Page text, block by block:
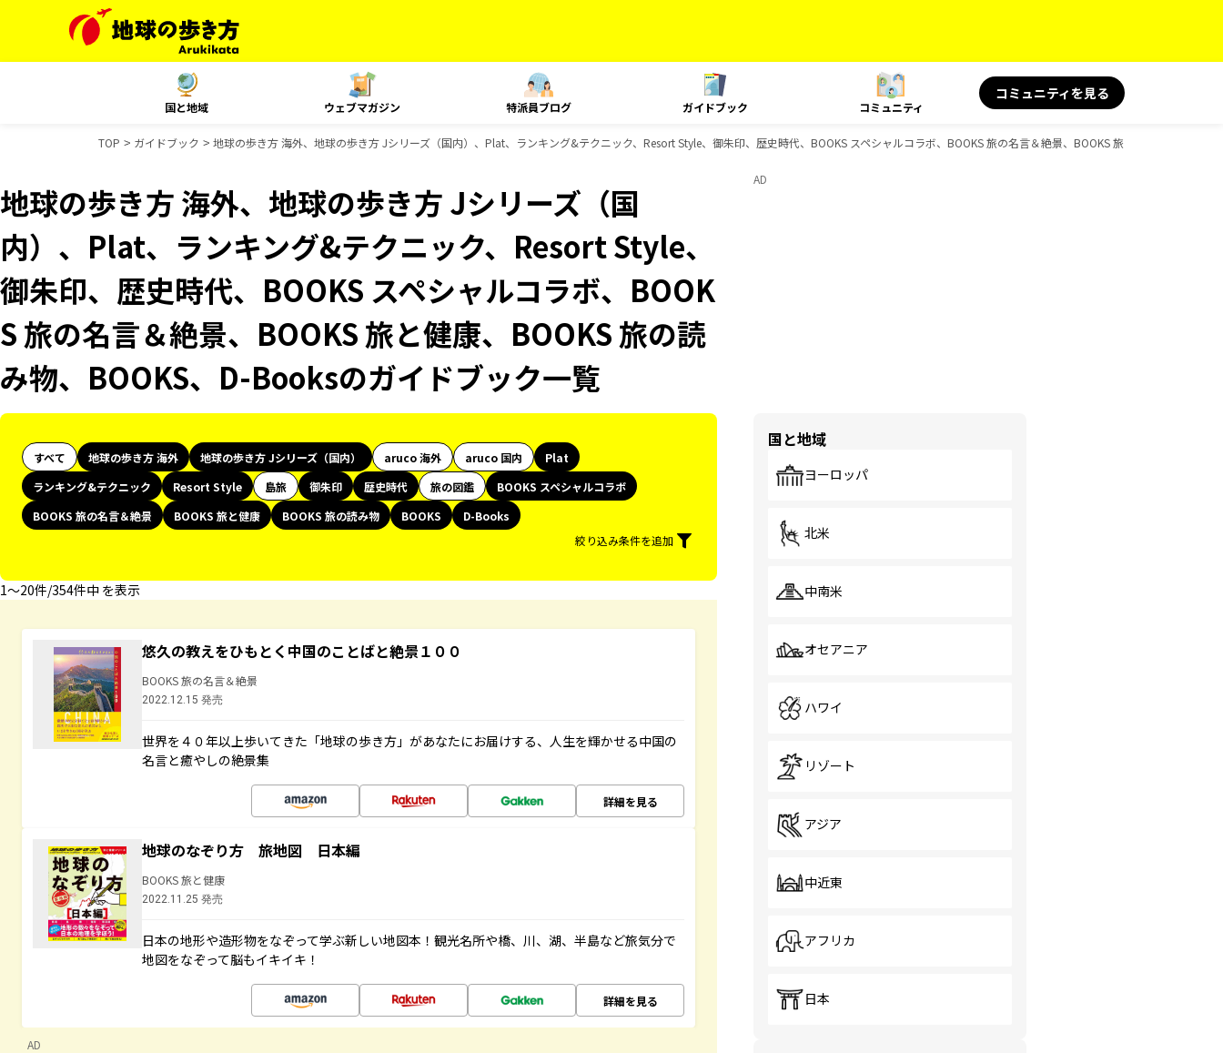
国と地域 ウェブマガジン 特派員ブログ ガイドブック コミュニティ
コミュニティを見る
TOP ガイドブック 地球の歩き方 海外、地球の歩き方 Jシリーズ（国内）、Plat、ランキング&テクニック、Resort Style、御朱印、歴史時代、BOOKS スペシャルコラボ、BOOKS 旅の名言＆絶景、BOOKS 旅と健康、BOOKS
地球の歩き方 海外、地球の歩き方 Jシリーズ（国
内）、Plat、ランキング&テクニック、Resort Style、
御朱印、歴史時代、BOOKS スペシャルコラボ、BOOK
S 旅の名言＆絶景、BOOKS 旅と健康、BOOKS 旅の読
み物、BOOKS、D-Booksのガイドブック一覧
すべて 地球の歩き方 海外 地球の歩き方 Jシリーズ（国内） aruco 海外 aruco 国内
Plat
ランキング&テクニック
Resort Style 島旅 御朱印 歴史時代 旅の図鑑
BOOKS スペシャルコラボ
BOOKS 旅の名言＆絶景
BOOKS 旅と健康 BOOKS 旅の読み物 BOOKS
D-Books
絞り込み条件を追加
1〜20件/354件中 を表示
悠久の教えをひもとく中国のことばと絶景１００
BOOKS 旅の名言＆絶景
2022.12.15 発売
世界を４０年以上歩いてきた「地球の歩き方」があなたにお届けする、人生を輝かせる中国の
名言と癒やしの絶景集
詳細を見る
地球のなぞり方 旅地図 日本編
BOOKS 旅と健康
2022.11.25 発売
日本の地形や造形物をなぞって学ぶ新しい地図本！観光名所や橋、川、湖、半島など旅気分で
地図をなぞって脳もイキイキ！
詳細を見る
AD
AD
国と地域
ヨーロッパ
北米
中南米
オセアニア
ハワイ
リゾート
アジア
中近東
アフリカ
日本